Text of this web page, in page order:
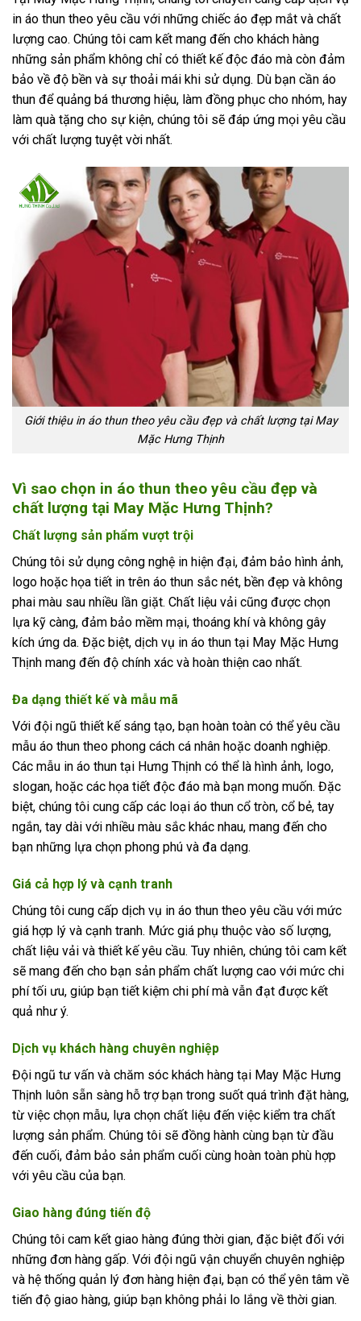
in áo thun theo yêu cầu với những chiếc áo đẹp mắt và chất
lượng cao. Chúng tôi cam kết mang đến cho khách hàng
những sản phẩm không chỉ có thiết kế độc đáo mà còn đảm
bảo về độ bền và sự thoải mái khi sử dụng. Dù bạn cần áo
thun để quảng bá thương hiệu, làm đồng phục cho nhóm, hay
làm quà tặng cho sự kiện, chúng tôi sẽ đáp ứng mọi yêu cầu
với chất lượng tuyệt vời nhất.
Giới thiệu in áo thun theo yêu cầu đẹp và chất lượng tại May
Mặc Hưng Thịnh
Vì sao chọn in áo thun theo yêu cầu đẹp và
chất lượng tại May Mặc Hưng Thịnh?
Chất lượng sản phẩm vượt trội
Chúng tôi sử dụng công nghệ in hiện đại, đảm bảo hình ảnh,
logo hoặc họa tiết in trên áo thun sắc nét, bền đẹp và không
phai màu sau nhiều lần giặt. Chất liệu vải cũng được chọn
lựa kỹ càng, đảm bảo mềm mại, thoáng khí và không gây
kích ứng da. Đặc biệt, dịch vụ in áo thun tại May Mặc Hưng
Thịnh mang đến độ chính xác và hoàn thiện cao nhất.
Đa dạng thiết kế và mẫu mã
Với đội ngũ thiết kế sáng tạo, bạn hoàn toàn có thể yêu cầu
mẫu áo thun theo phong cách cá nhân hoặc doanh nghiệp.
Các mẫu in áo thun tại Hưng Thịnh có thể là hình ảnh, logo,
slogan, hoặc các họa tiết độc đáo mà bạn mong muốn. Đặc
biệt, chúng tôi cung cấp các loại áo thun cổ tròn, cổ bẻ, tay
ngắn, tay dài với nhiều màu sắc khác nhau, mang đến cho
bạn những lựa chọn phong phú và đa dạng.
Giá cả hợp lý và cạnh tranh
Chúng tôi cung cấp dịch vụ in áo thun theo yêu cầu với mức
giá hợp lý và cạnh tranh. Mức giá phụ thuộc vào số lượng,
chất liệu vải và thiết kế yêu cầu. Tuy nhiên, chúng tôi cam kết
sẽ mang đến cho bạn sản phẩm chất lượng cao với mức chi
phí tối ưu, giúp bạn tiết kiệm chi phí mà vẫn đạt được kết
quả như ý.
Dịch vụ khách hàng chuyên nghiệp
Đội ngũ tư vấn và chăm sóc khách hàng tại May Mặc Hưng
Thịnh luôn sẵn sàng hỗ trợ bạn trong suốt quá trình đặt hàng,
từ việc chọn mẫu, lựa chọn chất liệu đến việc kiểm tra chất
lượng sản phẩm. Chúng tôi sẽ đồng hành cùng bạn từ đầu
đến cuối, đảm bảo sản phẩm cuối cùng hoàn toàn phù hợp
với yêu cầu của bạn.
Giao hàng đúng tiến độ
Chúng tôi cam kết giao hàng đúng thời gian, đặc biệt đối với
những đơn hàng gấp. Với đội ngũ vận chuyển chuyên nghiệp
và hệ thống quản lý đơn hàng hiện đại, bạn có thể yên tâm về
tiến độ giao hàng, giúp bạn không phải lo lắng về thời gian.